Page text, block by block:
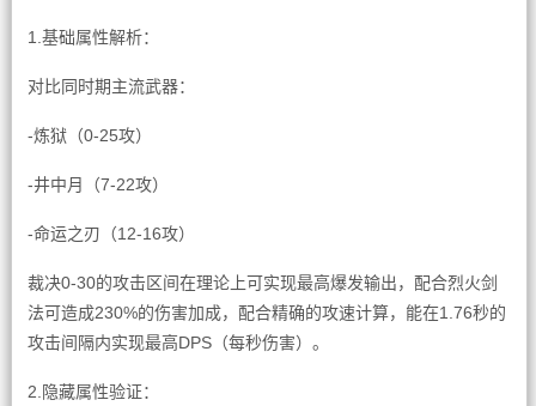
1.基础属性解析：
对比同时期主流武器：
-炼狱（0-25攻）
-井中月（7-22攻）
-命运之刃（12-16攻）
裁决0-30的攻击区间在理论上可实现最高爆发输出，配合烈火剑
法可造成230%的伤害加成，配合精确的攻速计算，能在1.76秒的
攻击间隔内实现最高DPS（每秒伤害）。
2.隐藏属性验证：